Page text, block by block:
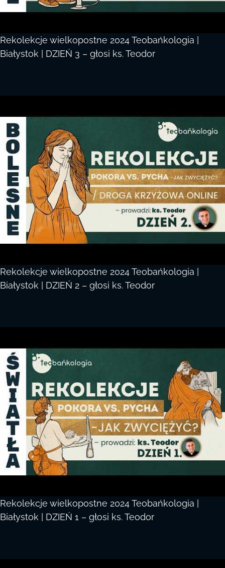
Rekolekcje wielkopostne 2024 Teobańkologia |
Białystok | DZIEŃ 3 – głosi ks. Teodor
Rekolekcje wielkopostne 2024 Teobańkologia |
Białystok | DZIEŃ 2 – głosi ks. Teodor
Rekolekcje wielkopostne 2024 Teobańkologia |
Białystok | DZIEŃ 1 – głosi ks. Teodor